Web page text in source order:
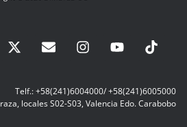
Telf.: +58(241)6004000/ +58(241)6005000
locales S02-S03, Valencia Edo. Carabobo